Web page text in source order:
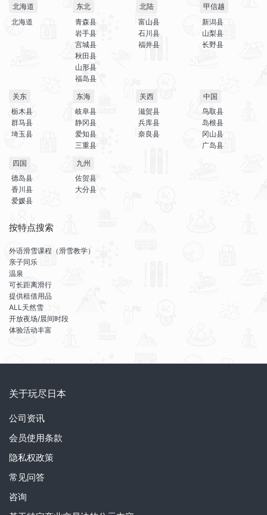
北海道
北海道
东北
青森县
岩手县
宫城县
秋田县
山形县
福岛县
北陆
富山县
石川县
福井县
甲信越
新潟县
山梨县
长野县
关东
栃木县
群马县
埼玉县
东海
岐阜县
静冈县
爱知县
三重县
关西
滋贺县
兵库县
奈良县
中国
鸟取县
岛根县
冈山县
广岛县
四国
德岛县
香川县
爱媛县
九州
佐贺县
大分县
按特点搜索
外语滑雪课程（滑雪教学）
亲子同乐
温泉
可长距离滑行
提供租借用品
ALL天然雪
开放夜场/晨间时段
体验活动丰富
关于玩尽日本
公司资讯
会员使用条款
隐私权政策
常见问答
咨询